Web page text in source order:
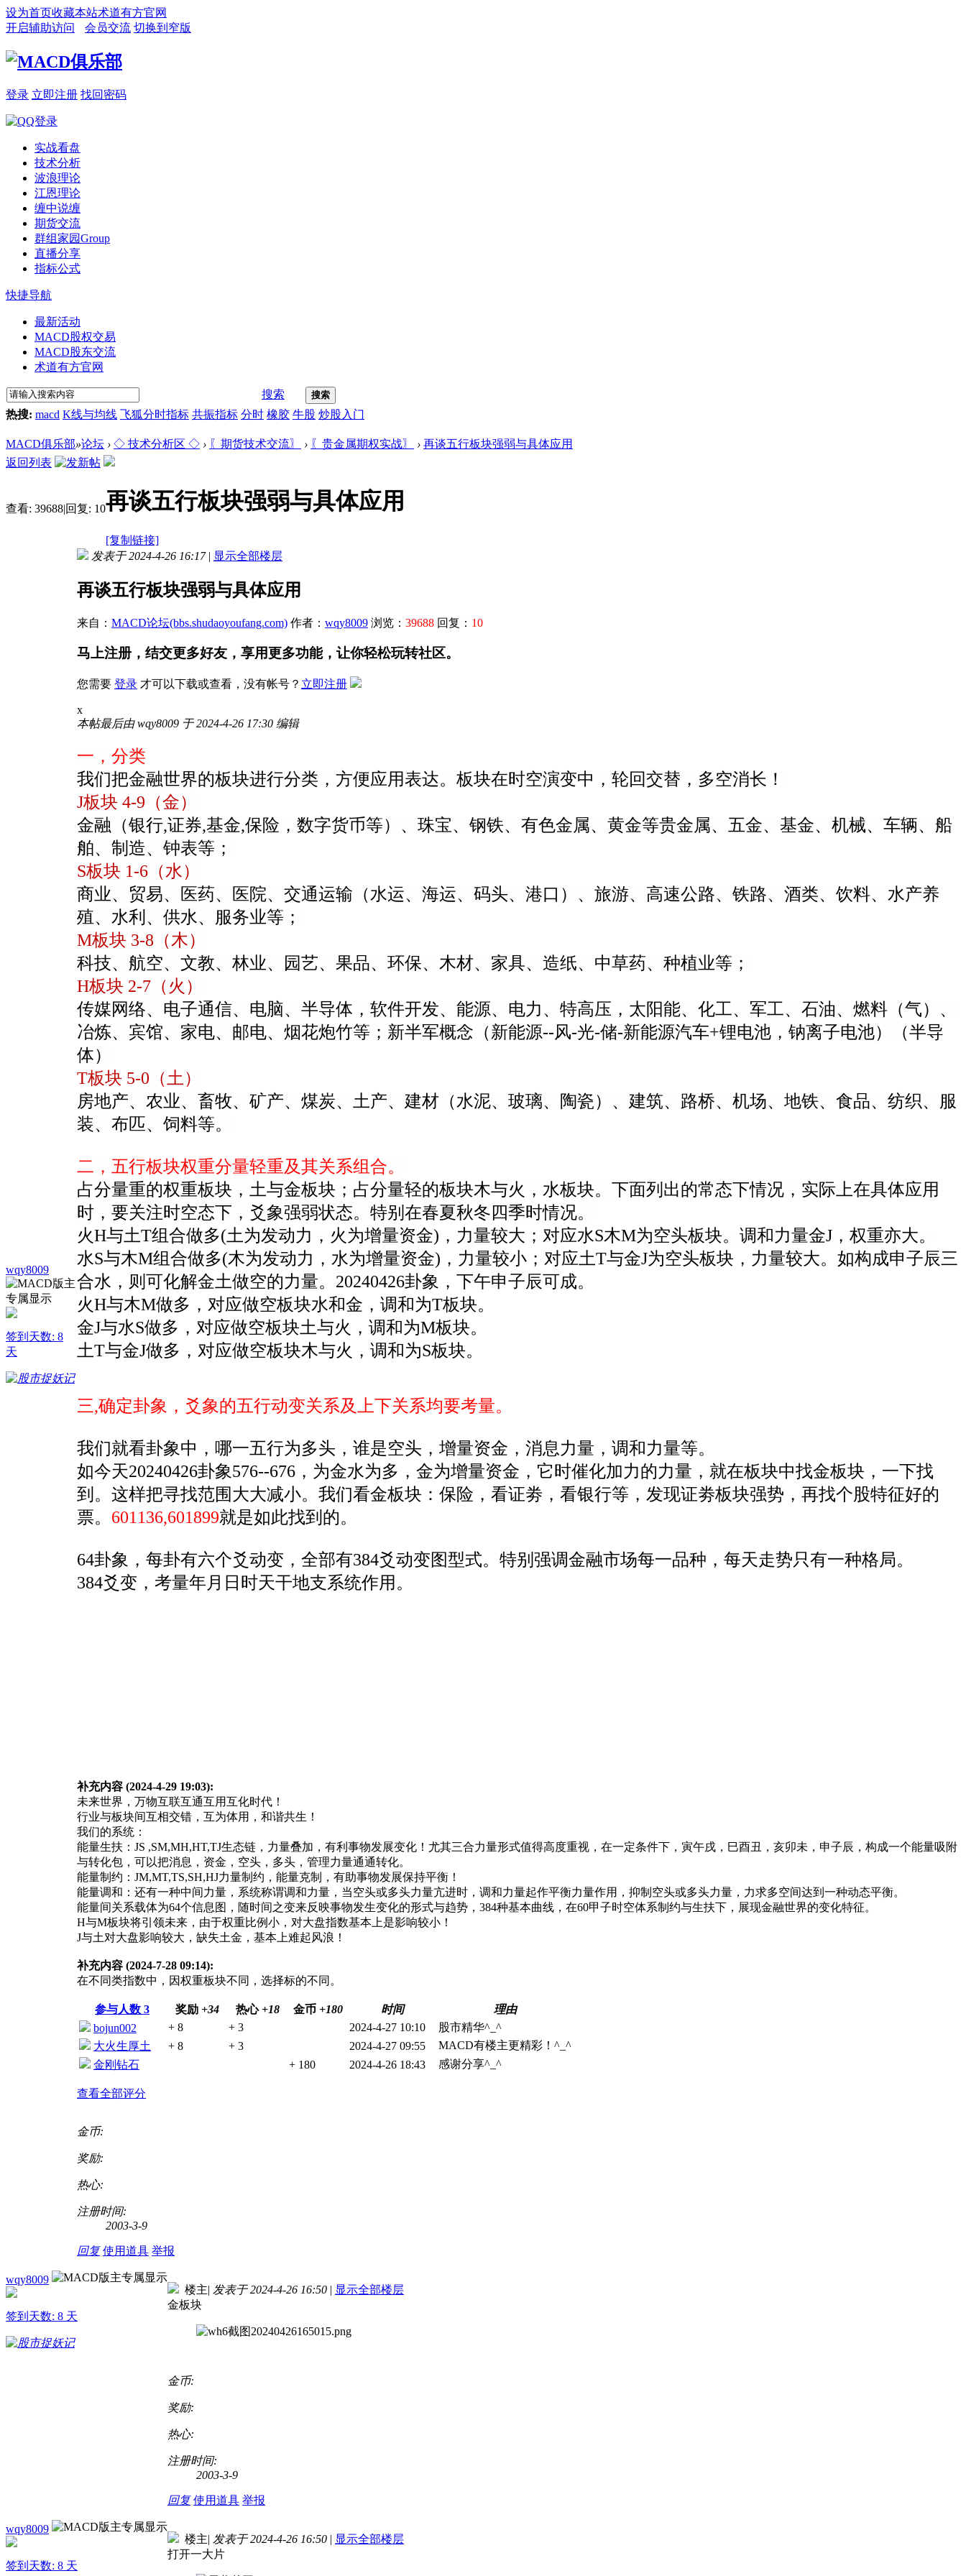
设为首页收藏本站术道有方官网
开启辅助访问
会员交流 切换到窄版
登录 立即注册 找回密码
实战看盘
技术分析
波浪理论
江恩理论
缠中说缠
期货交流
群组家园Group
直播分享
指标公式
快捷导航
最新活动
MACD股权交易
MACD股东交流
术道有方官网
搜索 搜索
热搜: macd K线与均线 飞狐分时指标 共振指标 分时 橡胶 牛股 炒股入门
MACD俱乐部»论坛 › ◇ 技术分析区 ◇ › 〖期货技术交流〗 › 〖贵金属期权实战〗 › 再谈五行板块强弱与具体应用
返回列表
查看: 39688|回复: 10再谈五行板块强弱与具体应用
[复制链接]
wqy8009
签到天数: 8
天
发表于 2024-4-26 16:17 | 显示全部楼层
再谈五行板块强弱与具体应用
来自： MACD论坛(bbs.shudaoyoufang.com) 作者： wqy8009 浏览： 39688 回复： 10
马上注册，结交更多好友，享用更多功能，让你轻松玩转社区。
您需要 登录 才可以下载或查看，没有帐号？ 立即注册
x
本帖最后由 wqy8009 于 2024-4-26 17:30 编辑
一，分类
我们把金融世界的板块进行分类，方便应用表达。 板块在时空演变中，轮回交替，多空消长！
J板块 4-9（金）
金融（银行,证券,基金,保险，数字货币等）、珠宝、钢铁、有色金属、黄金等贵金属、五金、基金、机械、车辆、船
舶、制造、钟表等；
S板块 1-6（水）
商业、贸易、医药、医院、交通运输（水运、海运、码头、港口）、旅游、高速公路、铁路、酒类、饮料、水产养
殖、水利、供水、服务业等；
M板块 3-8（木）
科技、航空、文教、林业、园艺、果品、环保、木材、家具、造纸、中草药、种植业等；
H板块 2-7（火）
传媒网络、电子通信、电脑、半导体，软件开发、能源、电力、特高压，太阳能、化工、军工、石油、燃料（气）、
冶炼、宾馆、家电、邮电、烟花炮竹等；新半军概念（新能源--风-光-储-新能源汽车+锂电池，钠离子电池）（半导
体）
T板块 5-0（土）
房地产、农业、畜牧、矿产、煤炭、土产、建材（水泥、玻璃、陶瓷）、建筑、路桥、机场、地铁、食品、纺织、服
装、布匹、饲料等。
二，五行板块权重分量轻重及其关系组合。
占分量重的权重板块，土与金板块；占分量轻的板块木与火，水板块。下面列出的常态下情况，实际上在具体应用
时，要关注时空态下，爻象强弱状态。特别在春夏秋冬四季时情况。
火H与土T组合做多(土为发动力，火为增量资金)，力量较大；对应水S木M为空头板块。调和力量金J，权重亦大。
水S与木M组合做多(木为发动力，水为增量资金)，力量较小；对应土T与金J为空头板块，力量较大。如构成申子辰三
合水，则可化解金土做空的力量。20240426卦象，下午申子辰可成。
火H与木M做多，对应做空板块水和金，调和为T板块。
金J与水S做多，对应做空板块土与火，调和为M板块。
土T与金J做多，对应做空板块木与火，调和为S板块。
三,确定卦象， 爻象的五行动变关系及上下关系均要考量。
我们就看卦象中，哪一五行为多头，谁是空头，增量资金，消息力量，调和力量等。
如今天20240426卦象576--676，为金水为多，金为增量资金，它时催化加力的力量，就在板块中找金板块，一下找
到。这样把寻找范围大大减小。 我们看金板块：保险，看证劵，看银行等，发现证劵板块强势，再找个股特征好的
票。 601136,601899就是如此找到的。
64卦象，每卦有六个爻动变，全部有384爻动变图型式。特别强调金融市场每一品种，每天走势只有一种格局。
384爻变，考量年月日时天干地支系统作用。
补充内容 (2024-4-29 19:03):
未来世界，万物互联互通互用互化时代！
行业与板块间互相交错，互为体用，和谐共生！
我们的系统：
能量生扶：JS ,SM,MH,HT,TJ生态链，力量叠加，有利事物发展变化！尤其三合力量形式值得高度重视，在一定条件下，寅午戌，巳酉丑，亥卯未，申子辰，构成一个能量吸附
与转化包，可以把消息，资金，空头，多头，管理力量通通转化。
能量制约：JM,MT,TS,SH,HJ力量制约，能量克制，有助事物发展保持平衡！
能量调和：还有一种中间力量，系统称谓调和力量，当空头或多头力量亢进时，调和力量起作平衡力量作用，抑制空头或多头力量，力求多空间达到一种动态平衡。
能量间关系载体为64个信息图，随时间之变来反映事物发生变化的形式与趋势，384种基本曲线，在60甲子时空体系制约与生扶下，展现金融世界的变化特征。
H与M板块将引领未来，由于权重比例小，对大盘指数基本上是影响较小！
J与土对大盘影响较大，缺失土金，基本上难起风浪！
补充内容 (2024-7-28 09:14):
在不同类指数中，因权重板块不同，选择标的不同。
参与人数 3 奖励 +34 热心 +18 金币 +180 时间
理由
bojun002
+ 8 + 3 2024-4-27 10:10
股市精华^_^
大火生厚土
+ 8 + 3 2024-4-27 09:55
MACD有楼主更精彩！^_^
金刚钻石
+ 180 2024-4-26 18:43 感谢分享^_^
查看全部评分
金币:
奖励:
热心:
注册时间:
2003-3-9
回复 使用道具 举报
wqy8009
签到天数: 8 天
楼主| 发表于 2024-4-26 16:50 | 显示全部楼层
金板块
金币:
奖励:
热心:
注册时间:
2003-3-9
回复 使用道具 举报
wqy8009
签到天数: 8 天
楼主| 发表于 2024-4-26 16:50 | 显示全部楼层
打开一大片